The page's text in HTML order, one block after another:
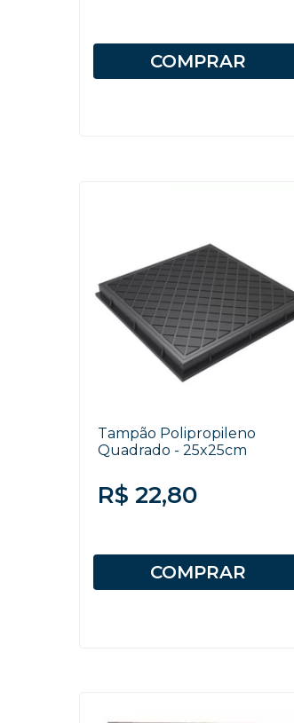
COMPRAR
Tampão Polipropileno
Quadrado - 25x25cm
R$ 22,80
COMPRAR